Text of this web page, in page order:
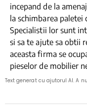
incepand de la
la schimbarea
Specialistii lor sunt
si sa te ajute sa obtii
aceasta firma se
pieselor de mobilier
Text generat cu ajutorul AI. A